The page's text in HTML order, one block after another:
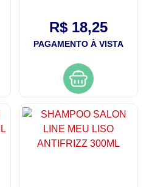
R$ 18,25
PAGAMENTO À VISTA